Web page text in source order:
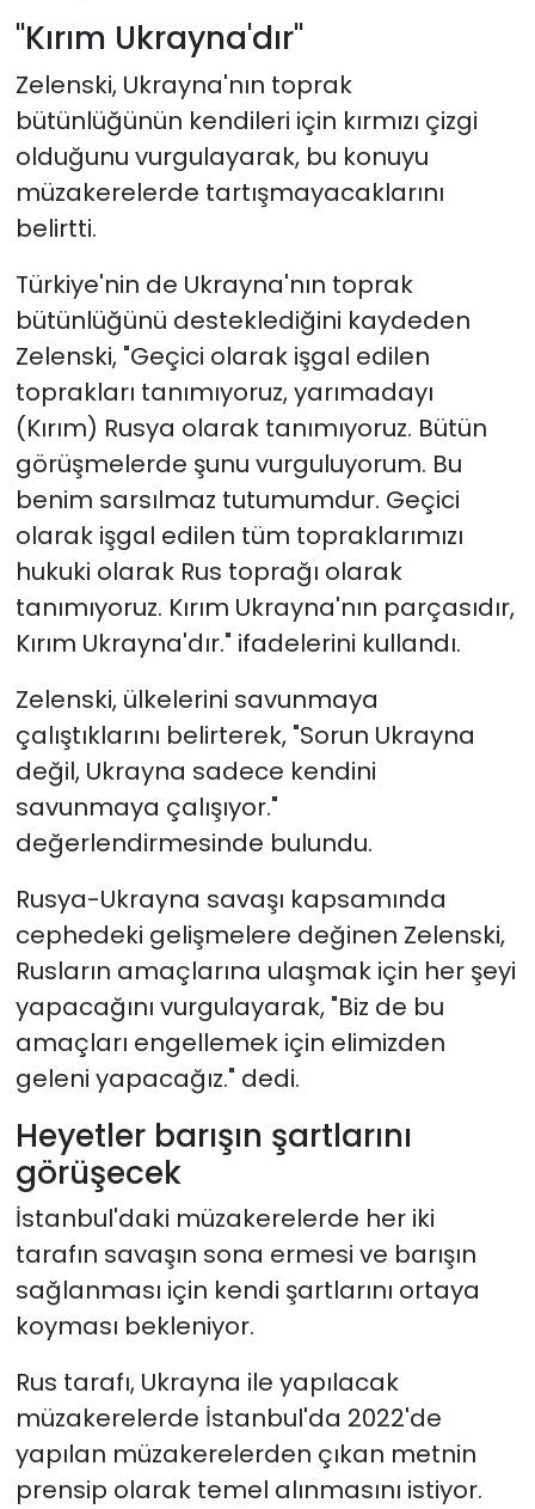
"Kırım Ukrayna'dır"
Zelenski, Ukrayna'nın toprak
bütünlüğünün kendileri için kırmızı çizgi
olduğunu vurgulayarak, bu konuyu
müzakerelerde tartışmayacaklarını
belirtti.
Türkiye'nin de Ukrayna'nın toprak
bütünlüğünü desteklediğini kaydeden
Zelenski, "Geçici olarak işgal edilen
toprakları tanımıyoruz, yarımadayı
(Kırım) Rusya olarak tanımıyoruz. Bütün
görüşmelerde şunu vurguluyorum. Bu
benim sarsılmaz tutumumdur. Geçici
olarak işgal edilen tüm topraklarımızı
hukuki olarak Rus toprağı olarak
tanımıyoruz. Kırım Ukrayna'nın parçasıdır,
Kırım Ukrayna'dır." ifadelerini kullandı.
Zelenski, ülkelerini savunmaya
çalıştıklarını belirterek, "Sorun Ukrayna
değil, Ukrayna sadece kendini
savunmaya çalışıyor."
değerlendirmesinde bulundu.
Rusya-Ukrayna savaşı kapsamında
cephedeki gelişmelere değinen Zelenski,
Rusların amaçlarına ulaşmak için her şeyi
yapacağını vurgulayarak, "Biz de bu
amaçları engellemek için elimizden
geleni yapacağız." dedi.
Heyetler barışın şartlarını
görüşecek
İstanbul'daki müzakerelerde her iki
tarafın savaşın sona ermesi ve barışın
sağlanması için kendi şartlarını ortaya
koyması bekleniyor.
Rus tarafı, Ukrayna ile yapılacak
müzakerelerde İstanbul'da 2022'de
yapılan müzakerelerden çıkan metnin
prensip olarak temel alınmasını istiyor.